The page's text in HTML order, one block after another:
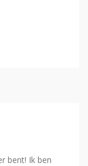
bent! Ik ben